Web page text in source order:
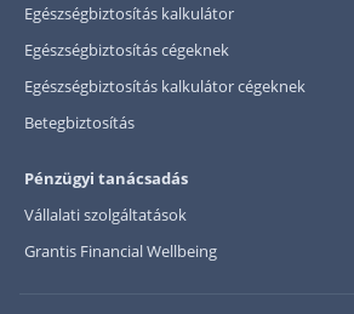
Egészségbiztosítás kalkulátor
Egészségbiztosítás cégeknek
Egészségbiztosítás kalkulátor cégeknek
Betegbiztosítás
Pénzügyi tanácsadás
Vállalati szolgáltatások
Grantis Financial Wellbeing